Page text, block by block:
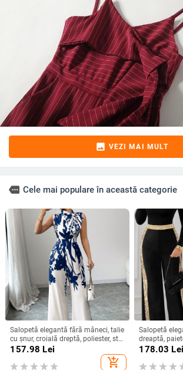
image VEZI MAI MULT
more Cele mai populare în această categorie
Salopetă elegantă fără mâneci, talie
cu șnur, croială dreptă, poliester, stil
urban elegant, primăvară-vară 2025
157.98 Lei
add_shopping_cart
Salopetă
dreaptă,
pătrat, talie
178.03 Lei